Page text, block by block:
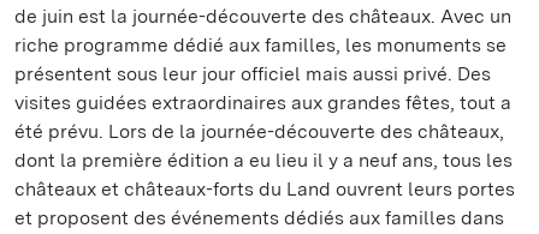
de juin est la journée-découverte des châteaux. Avec un
riche programme dédié aux familles, les monuments se
présentent sous leur jour officiel mais aussi privé. Des
visites guidées extraordinaires aux grandes fêtes, tout a
été prévu. Lors de la journée-découverte des châteaux,
dont la première édition a eu lieu il y a neuf ans, tous les
châteaux et châteaux-forts du Land ouvrent leurs portes
et proposent des événements dédiés aux familles dans